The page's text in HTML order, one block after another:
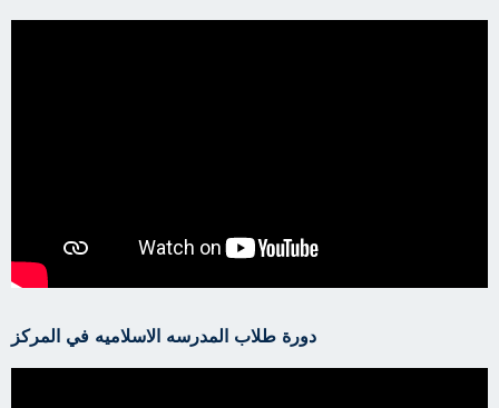
دورة طلاب المدرسه الاسلاميه في المركز